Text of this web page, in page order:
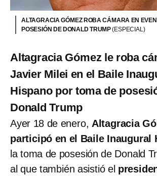
ALTAGRACIA GÓMEZ ROBA CÁMARA EN
POSESIÓN DE DONALD TRUMP(ESPECIAL)
Altagracia Gómez le roba
Javier Milei en el Baile
Hispano por toma de
Donald Trump
Ayer 18 de enero, Altagracia
participó en el Baile Inaugural
la toma de posesión de Donald
al que también asistió el